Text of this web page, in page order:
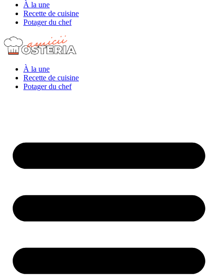
À la une
Recette de cuisine
Potager du chef
À la une
Recette de cuisine
Potager du chef